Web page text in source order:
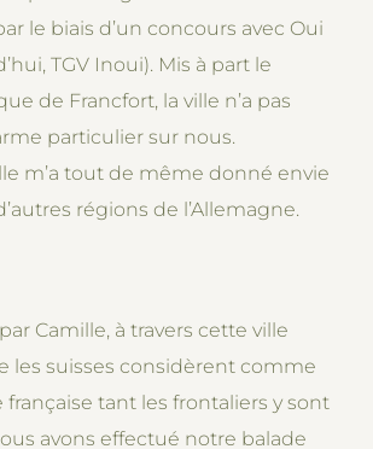
le biais d’un concours avec Oui
TGV Inoui). Mis à part le
de Francfort, la ville n’a pas
particulier sur nous.
m’a tout de même donné envie
régions de l’Allemagne.
Camille, à travers cette ville
les suisses considèrent comme
tant les frontaliers y sont
avons effectué notre balade